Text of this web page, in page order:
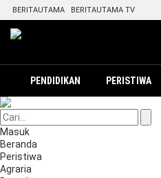
BERITAUTAMA BERITAUTAMA TV
PENDIDIKAN PERISTIWA
Masuk
Beranda
Peristiwa
Agraria